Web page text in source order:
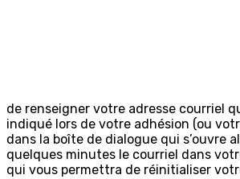
de renseigner votre adresse courriel
indiqué lors de votre adhésion (ou
dans la boîte de dialogue qui s’ouvre
quelques minutes le courriel dans
qui vous permettra de réinitialiser